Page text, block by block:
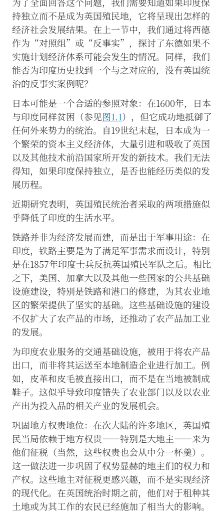
会
启
用
这
些
分
析
类
Cookie。
们
不
会
将
个
人
数
据
或
使
数
据
售
或
转
让
给
任
何
第
三
方，
也
会
将
其
用
于
其
他
途。
有
关
我
们
使
用
的
Cookie
的
持独立而不是成为英国殖民地，它将呈现出怎样的
经济社会发展结果。在上一节中，我们通过将西德
作为“对照组”或“反事实”，探讨了东德如果不
实施计划经济体系可能会发生的情况。同样，我们
能否为印度历史找到一个与之对应的，没有英国统
治的反事实案例呢？
日本可能是一个合适的参照对象：在1600年，日本
与印度同样贫困（参见图1.1），但它成功地抵御了
任何外来势力的统治。自19世纪末起，日本成为一
个繁荣的资本主义经济体，大量引进和吸收了英国
以及其他技术前沿国家所开发的新技术。我们无法
得知，如果印度保持独立，是否也能经历类似的发
展历程。
近期研究表明，英国殖民统治者采取的两项措施似
乎降低了印度的生活水平。
铁路并非为经济发展而建，而是出于军事用途：在
印度，铁路主要是为了满足军事需求而设计，特别
是在1857年印度士兵反抗英国殖民军队之后。相比
之下，美国、加拿大以及其他一些国家的公共基础
设施建设，特别是铁路和港口的修建，为其农业地
区的繁荣提供了坚实的基础。这些基础设施的建设
不仅扩大了农产品的市场，还推动了农产品加工业
的发展。
为印度农业服务的交通基础设施，被用于将农产品
出口，而非将其运送至本地制造企业进行加工。例
如，皮革和皮毛被直接出口，而不是在当地被制成
鞋子。这似乎导致印度错失了农业部门以及以农业
产出为投入品的相关产业的发展机会。
巩固地方权贵地位：在次大陆的许多地区，英国殖
民当局依赖于地方权贵——特别是大地主——来为
他们征税（当然，这些权贵也会从中分一杯羹）。
这一做法进一步巩固了权势显赫的地主们的权力和
产权。这些地主对征税更感兴趣，而不是实现经济
的现代化。在英国统治时期之前，他们对于租种其
土地或为其工作的农民已经施加了相当大的影响。